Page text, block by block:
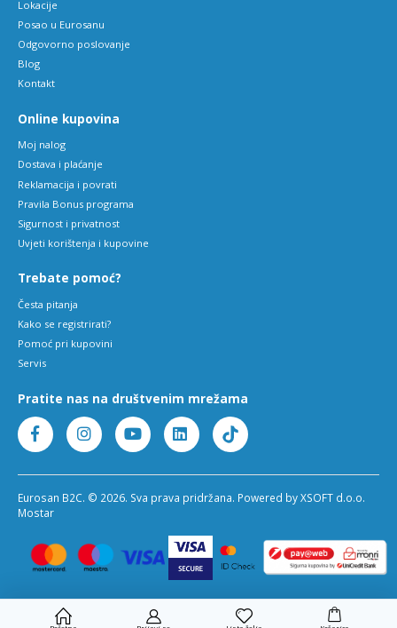
Lokacije
Posao u Eurosanu
Odgovorno poslovanje
Blog
Kontakt
Online kupovina
Moj nalog
Dostava i plaćanje
Reklamacija i povrati
Pravila Bonus programa
Sigurnost i privatnost
Uvjeti korištenja i kupovine
Trebate pomoć?
Česta pitanja
Kako se registrirati?
Pomoć pri kupovini
Servis
Pratite nas na društvenim mrežama
Eurosan B2C. © 2026. Sva prava pridržana. Powered by XSOFT d.o.o.
Mostar